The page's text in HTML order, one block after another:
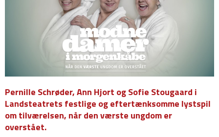
Pernille Schrøder, Ann Hjort og Sofie Stougaard i
Landsteatrets festlige og eftertænksomme lystspil
om tilværelsen, når den værste ungdom er
overstået.